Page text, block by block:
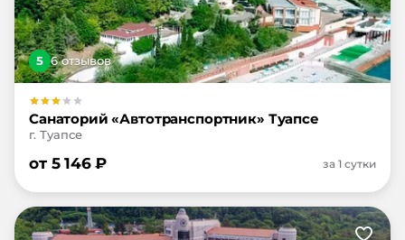
5 6отзывов
Санаторий «Автотранспортник» Туапсе
г. Туапсе
от 5 146₽ за 1 сутки